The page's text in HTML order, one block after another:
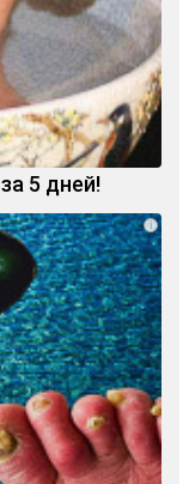
5 дней!
i